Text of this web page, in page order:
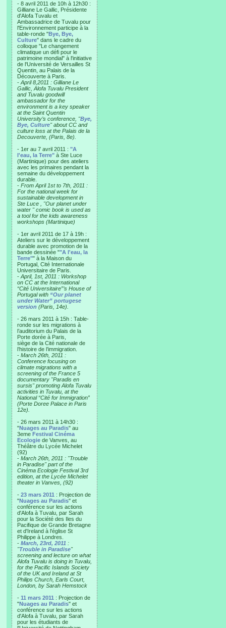
- 8 avril 2011 de 10h à 12h30 :
Gilliane Le Gallic, Présidente
d'Alofa Tuvalu et
Ambassadrice de Tuvalu pour
l'Environnement participe à la
table-ronde "Bye, Bye,
Culture" dans le cadre du
colloque "Le changement
climatique un défi pour le
patrimoine mondial" à l'initiative
de l'Université de Versailles St
Quentin, au Palais de la
Découverte à Paris.
- April 8,2011 : Gilliane Le
Gallic, Alofa Tuvalu President
and Tuvalu goodwill
ambassador for the
environment is a key speaker
at the Saint Quentin
University’s conference, "Bye,
Bye, Culture" about CC and
culture loss at the Palais de la
Decouverte, (Paris, 8e).
- 1er au 7 avril 2011 : "A
l'eau, la Terre" à Ste Luce
(Martinique) pour des ateliers
avec les primaires pendant la
semaine du développement
durable.
- From April 1st to 7th, 2011 :
For the national week for
sustainable development in
Ste Luce , "Our planet under
water " comic book is used as
a tool for the kids awareness
workshops (Martinique)
- 1er avril 2011 de 17 à 19h :
Ateliers sur le développement
durable avec promotion de la
bande dessinée ""A l'eau, la
Terre"" à la Maison du
Portugal, Cité Internationale
Universitaire de Paris.
- April, 1st, 2011 : Workshop
on CC at the International
“Cité Universitaire”’s House of
Portugal with “Our planet
under Water” portugese
version (Paris, 14e).
- 26 mars 2011 à 15h : Table-
ronde sur les migrations à
l’auditorium du Palais de la
Porte dorée à Paris,
siège de la Cité nationale de
l’histoire de l’immigration.
- March 26th, 2011 :
Conference focusing on
climate migrations with a
screening of the France 5
documentary "Paradis en
sursis" promoting Alofa Tuvalu
activities in Tuvalu, at the
National “Cité for Immigration”
(Porte Doree Palace in Paris
12e).
- 26 mars 2011 à 14h30 :
"Nuages au Paradis" au
3eme Festival Cinéma
Ecologie de Vanves, au
Théâtre du Lycée Michelet
(92)
- March 26th, 2011 : "Trouble
in Paradise" part of the
Cinéma Ecologie Festival 3rd
edition, at the Lycée Michelet
theater in Vanves, (92)
- 23 mars 2011 : Projection de
"Nuages au Paradis" et
conférence sur les actions
d'Alofa à Tuvalu, par Sarah
pour la Société des Iles du
Pacifique de Grande Bretagne
et d'Ireland à l'église St
Philippe à Londres.
- March, 23rd, 2011 :
"Trouble in Paradise"
screening and lecture on what
Alofa Tuvalu is doing in Tuvalu,
for the Pacific Islands Society
of the UK and Ireland at St
Philips Church, Earls Court,
London, by Sarah Hemstock
- 11 mars 2011 : Projection de
"Nuages au Paradis" et
conférence sur les actions
d'Alofa à Tuvalu, par Sarah
pour les étudiants de